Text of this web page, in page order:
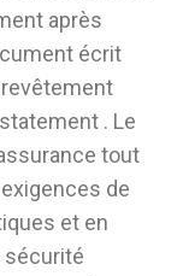
après
écrit
revêtement
. Le
tout
de
et en